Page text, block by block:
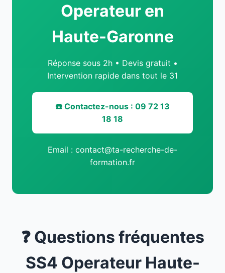
Operateur en
Haute-Garonne
Réponse sous 2h • Devis gratuit •
Intervention rapide dans tout le 31
☎️ Contactez-nous : 09 72 13
18 18
Email : contact@ta-recherche-de-
formation.fr
❓ Questions fréquentes
SS4 Operateur Haute-